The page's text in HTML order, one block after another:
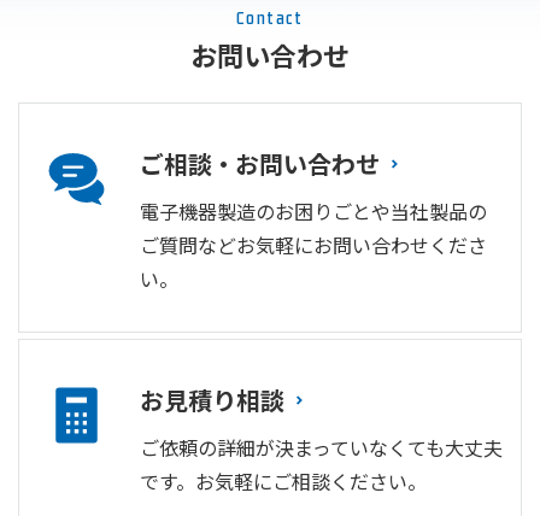
Contact
お問い合わせ
ご相談・お問い合わせ
電子機器製造のお困りごとや当社製品の
ご質問などお気軽にお問い合わせくださ
い。
お見積り相談
ご依頼の詳細が決まっていなくても大丈夫
です。お気軽にご相談ください。